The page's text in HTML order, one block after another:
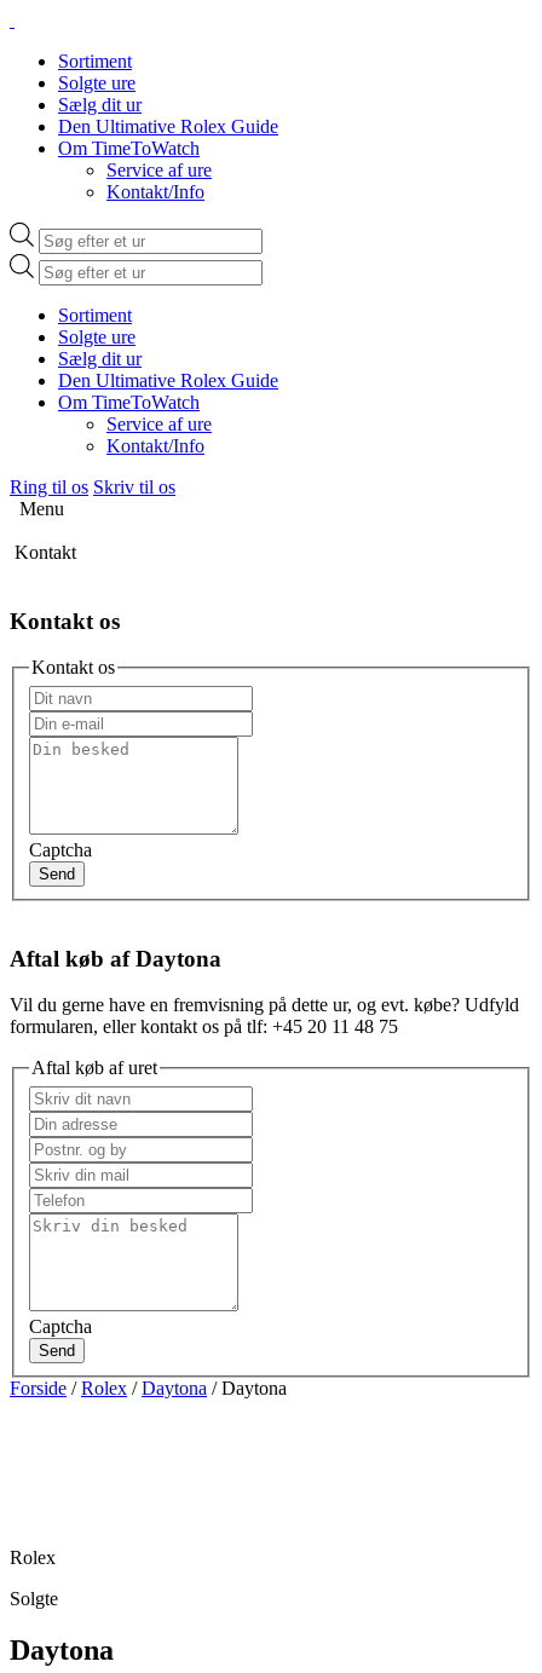
Sortiment
Solgte ure
Sælg dit ur
Den Ultimative Rolex Guide
Om TimeToWatch
Service af ure
Kontakt/Info
Products
search
Products
search
Sortiment
Solgte ure
Sælg dit ur
Den Ultimative Rolex Guide
Om TimeToWatch
Service af ure
Kontakt/Info
Ring til os Skriv til os
Menu
Kontakt
Kontakt os
Kontakt os
Captcha
Send
Aftal køb af Daytona
Vil du gerne have en fremvisning på dette ur, og evt. købe? Udfyld
formularen, eller kontakt os på tlf: +45 20 11 48 75
Aftal køb af uret
Captcha
Send
Forside /Rolex /Daytona / Daytona
Rolex
Solgte
Daytona